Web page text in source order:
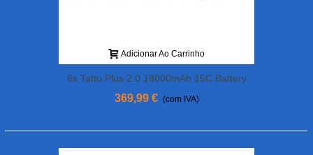
Adicionar Ao Carrinho
6s Tattu Plus 2.0 18000mAh 15C Battery
369,99 € (com IVA)